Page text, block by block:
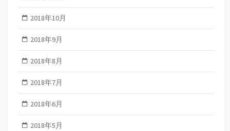
2018年10月
2018年9月
2018年8月
2018年7月
2018年6月
2018年5月